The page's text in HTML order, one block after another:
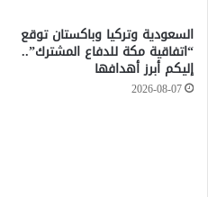
السعودية وتركيا وباكستان توقع
“اتفاقية مكة للدفاع المشترك”..
إليكم أبرز أهدافها
2026-08-07